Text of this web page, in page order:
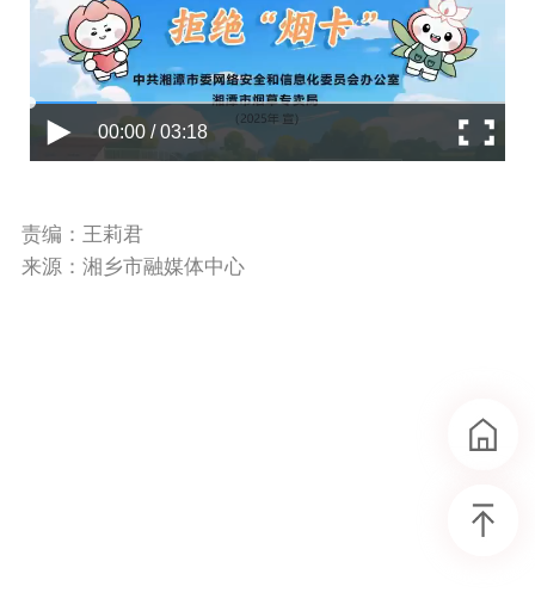
00:00 / 03:18
责编：王莉君
来源：湘乡市融媒体中心